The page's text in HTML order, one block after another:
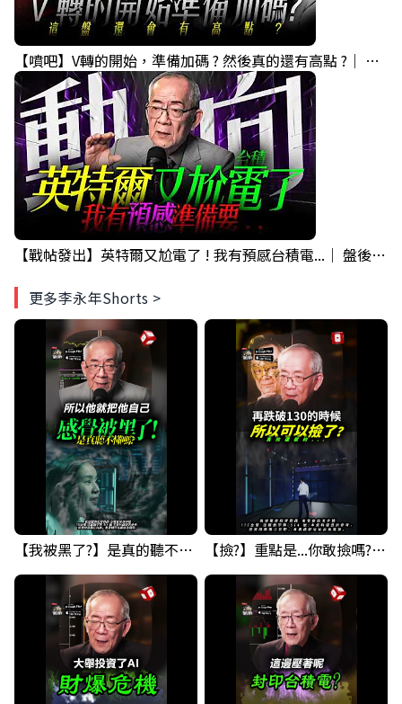
【噴吧】V轉的開始，準備加碼 ? 然後真的還有高點 ?｜ 盤後講股 Mr.永年 李 2026 / 08 / 05
【戰帖發出】英特爾又尬電了 ! 我有預感台積電...｜ 盤後講股 Mr.永年 李 2026 / 08 / 04
更多李永年Shorts >
【我被黑了?】是真的聽不懂嗎...還是... #股票分析 #因果分析 【撿?】重點是...你敢撿嗎? 要撿什麼??? #科技四巨頭 #股票分析 #投資